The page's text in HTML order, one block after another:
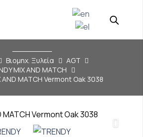
Βιομηχ. Ξυλεία
AGT
MIX AND MATCH
AND MATCH Vermont Oak 3038